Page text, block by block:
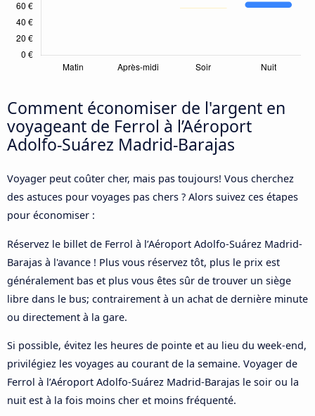
Comment économiser de l'argent en
voyageant de Ferrol à l’Aéroport
Adolfo-Suárez Madrid-Barajas
Voyager peut coûter cher, mais pas toujours! Vous cherchez
des astuces pour voyages pas chers ? Alors suivez ces étapes
pour économiser :
Réservez le billet de Ferrol à l’Aéroport Adolfo-Suárez Madrid-
Barajas à l'avance ! Plus vous réservez tôt, plus le prix est
généralement bas et plus vous êtes sûr de trouver un siège
libre dans le bus; contrairement à un achat de dernière minute
ou directement à la gare.
Si possible, évitez les heures de pointe et au lieu du week-end,
privilégiez les voyages au courant de la semaine. Voyager de
Ferrol à l’Aéroport Adolfo-Suárez Madrid-Barajas le soir ou la
nuit est à la fois moins cher et moins fréquenté.